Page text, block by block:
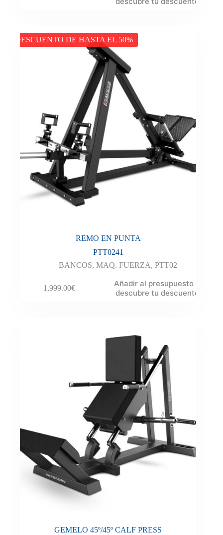
DESCUENTO DE HASTA EL 50%
REMO EN PUNTA
PTT0241
BANCOS,MAQ. FUERZA,PTT02
1,999.00€
Añadir al presupuesto y
descubre tu descuento
GEMELO 45º/45º CALF PRESS